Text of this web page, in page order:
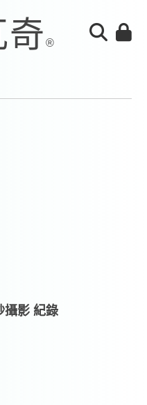
攝影 紀錄